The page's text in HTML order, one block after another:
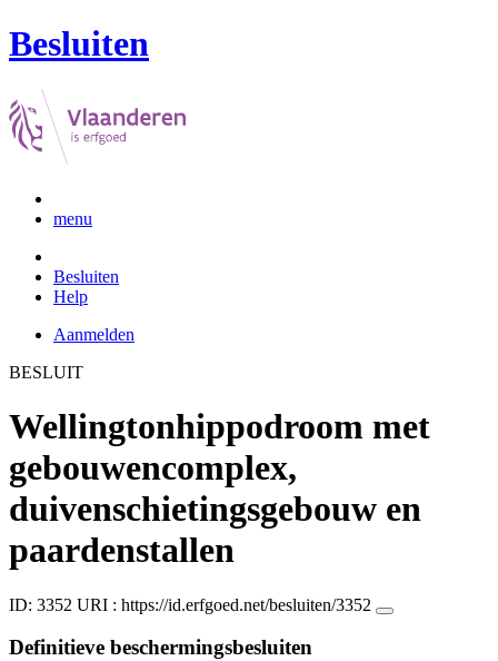
Besluiten
menu
Besluiten
Help
Aanmelden
BESLUIT
Wellingtonhippodroom met
gebouwencomplex,
duivenschietingsgebouw en
paardenstallen
ID: 3352 URI : https://id.erfgoed.net/besluiten/3352
Definitieve beschermingsbesluiten